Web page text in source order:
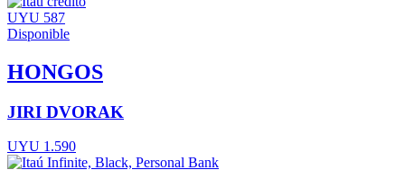
UYU 587
Disponible
HONGOS
JIRI DVORAK
UYU 1.590